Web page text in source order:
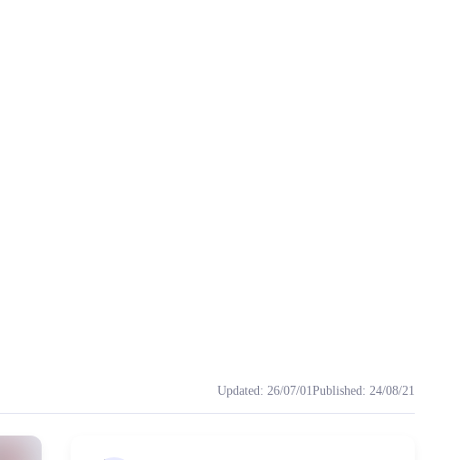
, 免费, 北部玄驹, 少女音.
的介绍 角色形象方面，北部玄驹是一个元气阳光、重感情的赛
Updated: 26/07/01Published: 24/08/21